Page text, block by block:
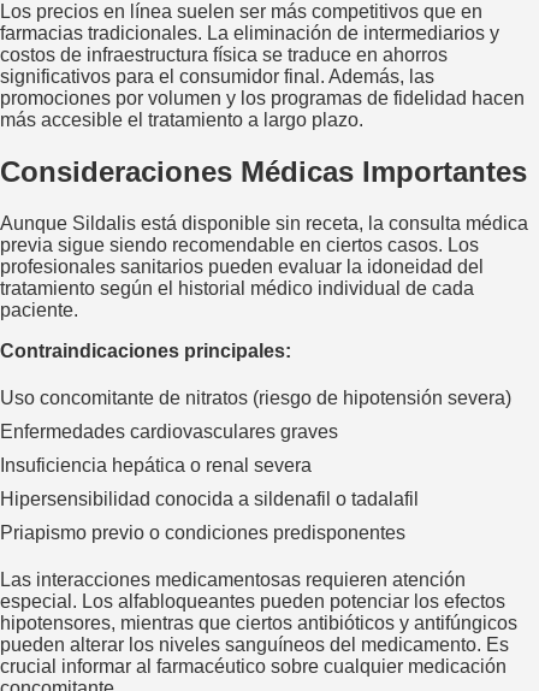
Los precios en línea suelen ser más competitivos que en
farmacias tradicionales. La eliminación de intermediarios y
costos de infraestructura física se traduce en ahorros
significativos para el consumidor final. Además, las
promociones por volumen y los programas de fidelidad hacen
más accesible el tratamiento a largo plazo.
Consideraciones Médicas Importantes
Aunque Sildalis está disponible sin receta, la consulta médica
previa sigue siendo recomendable en ciertos casos. Los
profesionales sanitarios pueden evaluar la idoneidad del
tratamiento según el historial médico individual de cada
paciente.
Contraindicaciones principales:
Uso concomitante de nitratos (riesgo de hipotensión severa)
Enfermedades cardiovasculares graves
Insuficiencia hepática o renal severa
Hipersensibilidad conocida a sildenafil o tadalafil
Priapismo previo o condiciones predisponentes
Las interacciones medicamentosas requieren atención
especial. Los alfabloqueantes pueden potenciar los efectos
hipotensores, mientras que ciertos antibióticos y antifúngicos
pueden alterar los niveles sanguíneos del medicamento. Es
crucial informar al farmacéutico sobre cualquier medicación